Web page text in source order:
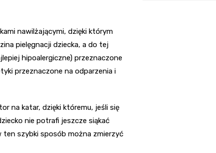
nawilżającymi, dzięki którym
pielęgnacji dziecka, a do tej
hipoalergiczne) przeznaczone
przeznaczone na odparzenia i
na katar, dzięki któremu, jeśli się
nie potrafi jeszcze siąkać
szybki sposób można zmierzyć